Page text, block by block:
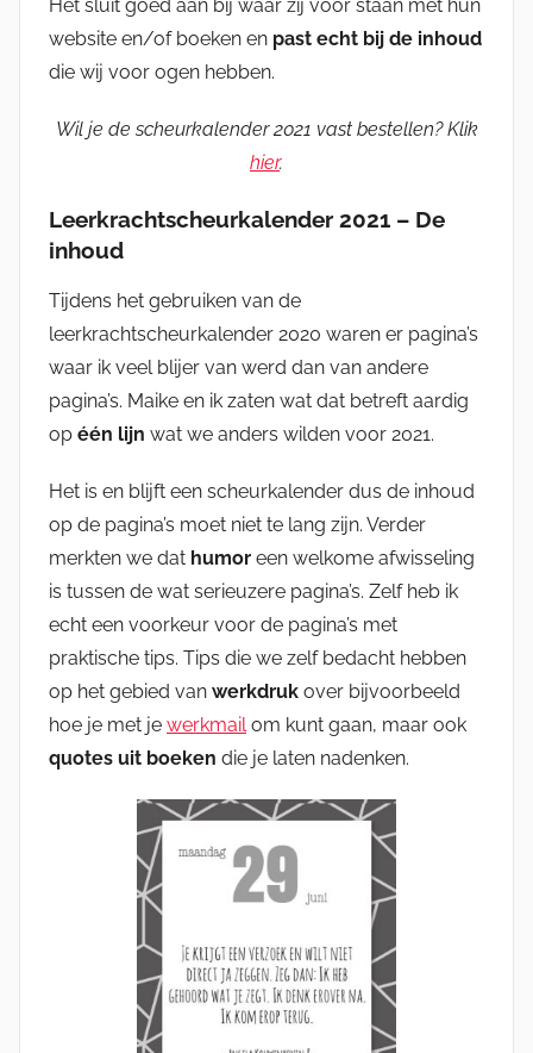
Het sluit goed aan bij waar zij voor staan met hun
website en/of boeken en past echt bij de inhoud
die wij voor ogen hebben.
Wil je de scheurkalender 2021 vast bestellen? Klik
hier.
Leerkrachtscheurkalender 2021 – De
inhoud
Tijdens het gebruiken van de
leerkrachtscheurkalender 2020 waren er pagina’s
waar ik veel blijer van werd dan van andere
pagina’s. Maike en ik zaten wat dat betreft aardig
op één lijn wat we anders wilden voor 2021.
Het is en blijft een scheurkalender dus de inhoud
op de pagina’s moet niet te lang zijn. Verder
merkten we dat humor een welkome afwisseling
is tussen de wat serieuzere pagina’s. Zelf heb ik
echt een voorkeur voor de pagina’s met
praktische tips. Tips die we zelf bedacht hebben
op het gebied van werkdruk over bijvoorbeeld
hoe je met je werkmail om kunt gaan, maar ook
quotes uit boeken die je laten nadenken.